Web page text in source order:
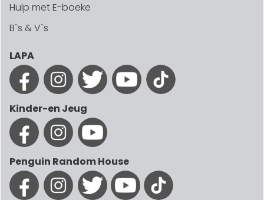
Hulp met E-boeke
B`s & V`s
LAPA
Kinder-en Jeug
Penguin Random House